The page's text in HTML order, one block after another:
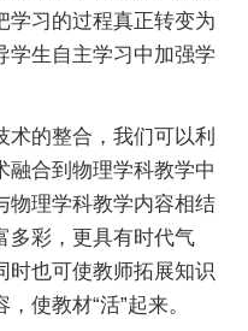
学习的过程真正转变为
学生自主学习中加强学
的整合，我们可以利
融合到物理学科教学中
物理学科教学内容相结
多彩，更具有时代气
时也可使教师拓展知识
使教材“活”起来。